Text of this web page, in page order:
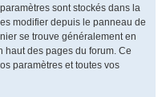
sont stockés dans la
modifier depuis le panneau de
se trouve généralement en
haut des pages du forum. Ce
paramètres et toutes vos